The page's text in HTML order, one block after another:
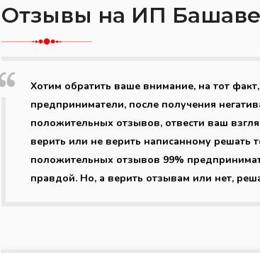
Отзывы на ИП
Хотим обратить ваше внимание, на тот
предприниматели, после получения
положительных отзывов, отвести ваш
верить или не верить написанному решать
положительных отзывов 99%
правдой. Но, а верить отзывам или нет,